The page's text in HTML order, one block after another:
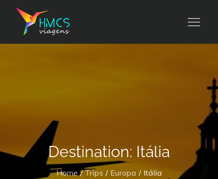
content
Destination: Itália
Home Trips Europa Itália